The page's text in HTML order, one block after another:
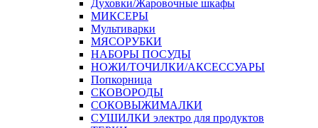
Духовки/Жаровочные шкафы
МИКСЕРЫ
Мультиварки
МЯСОРУБКИ
НАБОРЫ ПОСУДЫ
НОЖИ/ТОЧИЛКИ/АКСЕССУАРЫ
Попкорница
СКОВОРОДЫ
СОКОВЫЖИМАЛКИ
СУШИЛКИ электро для продуктов